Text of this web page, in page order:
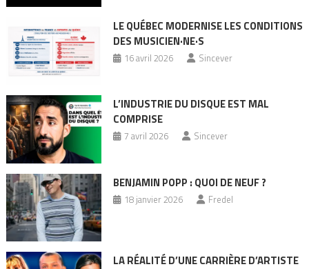
LE QUÉBEC MODERNISE LES CONDITIONS
DES MUSICIEN·NE·S
16 avril 2026 Sincever
L’INDUSTRIE DU DISQUE EST MAL
COMPRISE
7 avril 2026 Sincever
BENJAMIN POPP : QUOI DE NEUF ?
18 janvier 2026 Fredel
LA RÉALITÉ D’UNE CARRIÈRE D’ARTISTE